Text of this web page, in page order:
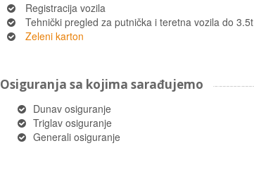
Registracija vozila
Tehnički pregled za putnička i teretna vozila do 3.5t
Zeleni karton
Osiguranja sa kojima sarađujemo
Dunav osiguranje
Triglav osiguranje
Generali osiguranje